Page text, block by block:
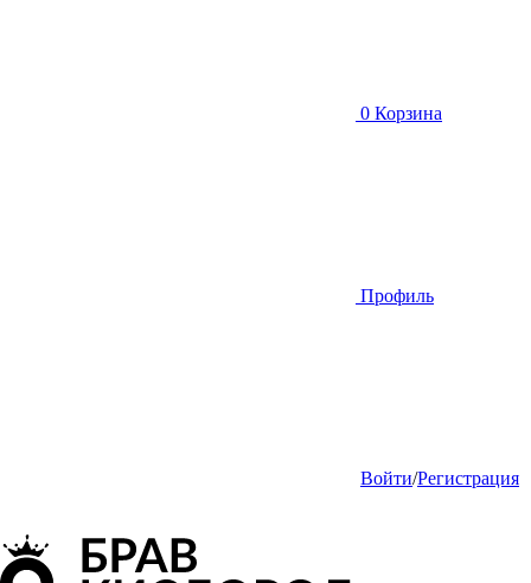
0 Корзина
Профиль
Войти/Регистрация